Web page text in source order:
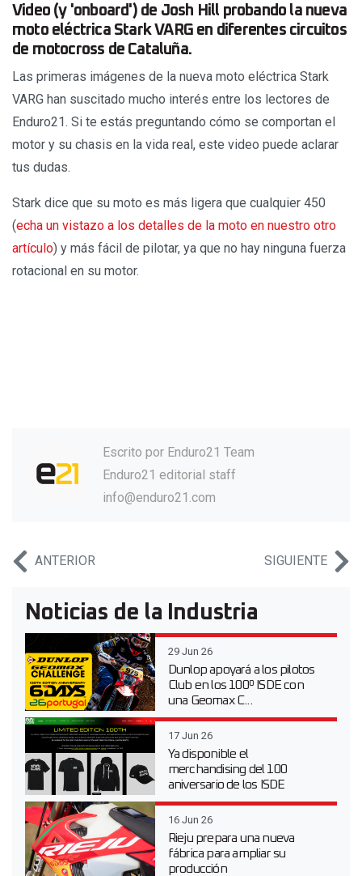
Video (y 'onboard') de Josh Hill probando la nueva
moto eléctrica Stark VARG en diferentes circuitos
de motocross de Cataluña.
Las primeras imágenes de la nueva moto eléctrica Stark
VARG han suscitado mucho interés entre los lectores de
Enduro21. Si te estás preguntando cómo se comportan el
motor y su chasis en la vida real, este video puede aclarar
tus dudas.
Stark dice que su moto es más ligera que cualquier 450
(echa un vistazo a los detalles de la moto en nuestro otro
artículo) y más fácil de pilotar, ya que no hay ninguna fuerza
rotacional en su motor.
Escrito por Enduro21 Team
Enduro21 editorial staff
info@enduro21.com
ANTERIOR SIGUIENTE
Noticias de la Industria
29 Jun 26
Dunlop apoyará a los pilotos
Club en los 100º ISDE con
una Geomax C...
17 Jun 26
Ya disponible el
merchandising del 100
aniversario de los ISDE
16 Jun 26
Rieju prepara una nueva
fábrica para ampliar su
producción